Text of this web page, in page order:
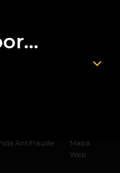
Antifraude
Mapa
Web